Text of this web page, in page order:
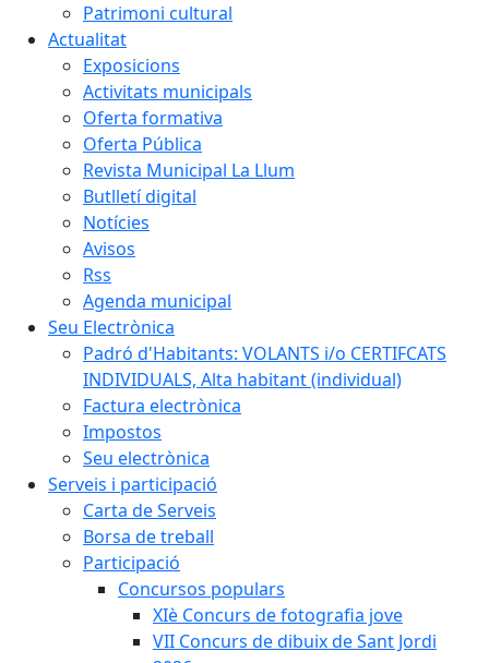
Patrimoni cultural
Actualitat
Exposicions
Activitats municipals
Oferta formativa
Oferta Pública
Revista Municipal La Llum
Butlletí digital
Notícies
Avisos
Rss
Agenda municipal
Seu Electrònica
Padró d'Habitants: VOLANTS i/o CERTIFCATS
INDIVIDUALS, Alta habitant (individual)
Factura electrònica
Impostos
Seu electrònica
Serveis i participació
Carta de Serveis
Borsa de treball
Participació
Concursos populars
XIè Concurs de fotografia jove
VII Concurs de dibuix de Sant Jordi